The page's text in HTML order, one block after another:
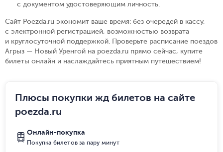
с документом удостоверяющим личность.
Сайт Poezda.ru экономит ваше время: без очередей в кассу,
с электронной регистрацией, возможностью возврата
и круглосуточной поддержкой. Проверьте расписание поездов
Агрыз — Новый Уренгой на poezda.ru прямо сейчас, купите
билеты онлайн и наслаждайтесь приятным путешествием!
Плюсы покупки жд билетов на сайте
poezda.ru
Онлайн-покупка
Покупка билетов за пару минут